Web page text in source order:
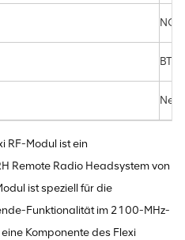
BTS
Neu
RF-Modul ist ein
Remote Radio Headsystem von
ist speziell für die
Funktionalität im 2100-MHz-
Komponente des Flexi